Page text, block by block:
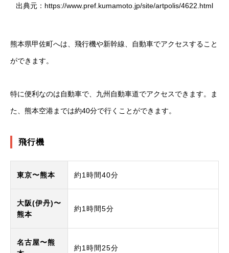
出典元：https://www.pref.kumamoto.jp/site/artpolis/4622.html
熊本県甲佐町へは、飛行機や新幹線、自動車でアクセスすること
ができます。
特に便利なのは自動車で、九州自動車道でアクセスできます。ま
た、熊本空港までは約40分で行くことができます。
飛行機
東京〜熊本 約1時間40分
大阪(伊丹)〜
熊本
約1時間5分
名古屋〜熊
約1時間25分